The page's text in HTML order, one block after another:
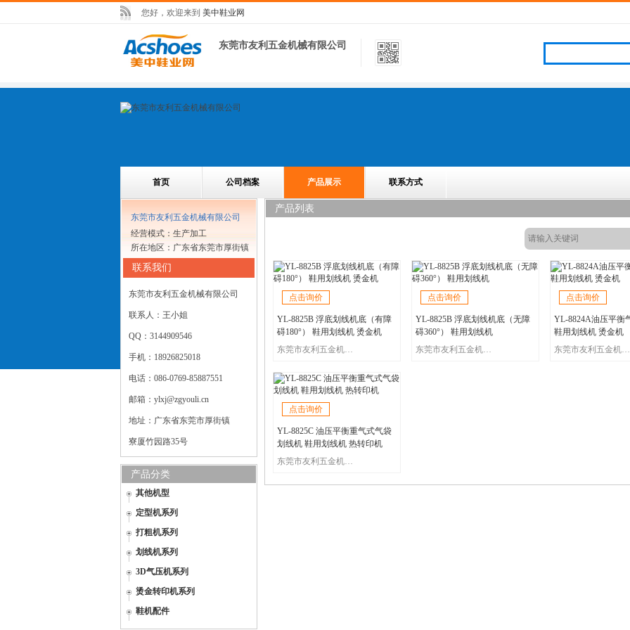
您好，欢迎来到 美中鞋业网
东莞市友利五金机械有限公司
首页 公司档案 产品展示 联系方式
东莞市友利五金机械有限公司
经营模式：生产加工
所在地区：广东省东莞市厚街镇
联系我们
东莞市友利五金机械有限公司
联系人：王小姐
QQ：3144909546
手机：18926825018
电话：086-0769-85887551
邮箱：ylxj@zgyouli.cn
地址：广东省东莞市厚街镇
寮厦竹园路35号
产品分类
其他机型
定型机系列
打粗机系列
划线机系列
3D气压机系列
烫金转印机系列
鞋机配件
产品列表
点击询价
YL-8825B 浮底划线机底（有障
碍180°） 鞋用划线机 烫金机
东莞市友利五金机械有限公司
点击询价
YL-8825B 浮底划线机底（无障
碍360°） 鞋用划线机
东莞市友利五金机械有限公司
点击询价
YL-8824A油压平衡
鞋用划线机 烫金机
东莞市友利五金机械有限公司
点击询价
YL-8825C 油压平衡重气式气袋
划线机 鞋用划线机 热转印机
东莞市友利五金机械有限公司